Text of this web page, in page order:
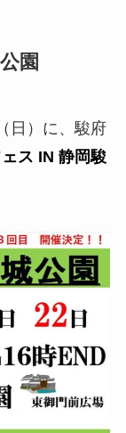
園
日）に、駿府
ス IN 静岡駿